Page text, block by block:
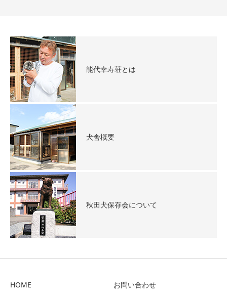
能代幸寿荘とは
犬舎概要
秋田犬保存会について
HOME お問い合わせ